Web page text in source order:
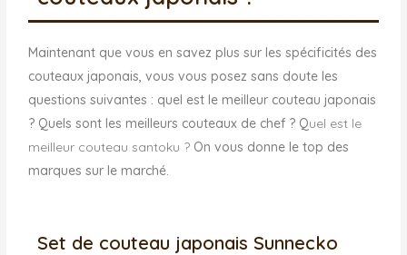
Maintenant que vous en savez plus sur les spécificités des
couteaux japonais, vous vous posez sans doute les
questions suivantes : quel est le meilleur couteau japonais
? Quels sont les meilleurs couteaux de chef ? Quel est le
meilleur couteau santoku ? On vous donne le top des
marques sur le marché.
Set de couteau japonais Sunnecko